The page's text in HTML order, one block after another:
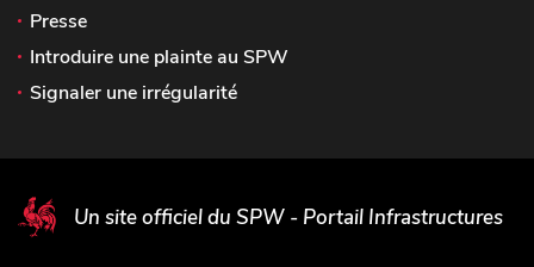
Presse
Introduire une plainte au SPW
Signaler une irrégularité
Un site officiel du SPW - Portail Infrastructures